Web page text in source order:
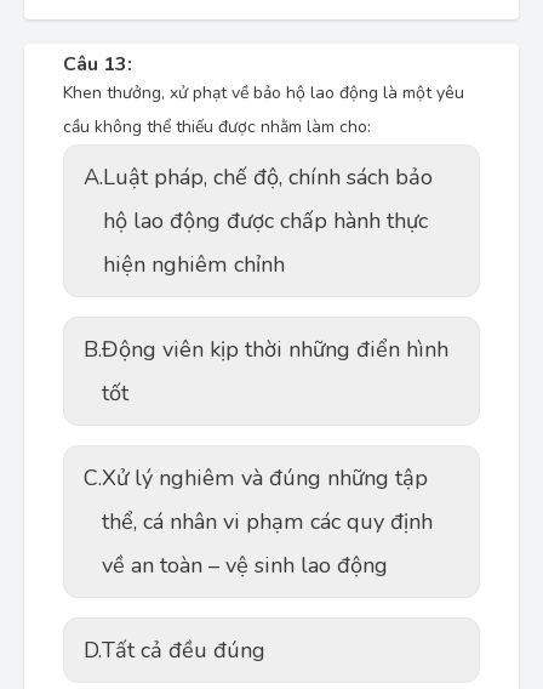
Câu 13:
Khen thưởng, xử phạt về bảo hộ lao động là một yêu
cầu không thể thiếu được nhằm làm cho:
A.Luật pháp, chế độ, chính sách bảo
hộ lao động được chấp hành thực
hiện nghiêm chỉnh
B.Động viên kịp thời những điển hình
tốt
C.Xử lý nghiêm và đúng những tập
thể, cá nhân vi phạm các quy định
về an toàn – vệ sinh lao động
D.Tất cả đều đúng